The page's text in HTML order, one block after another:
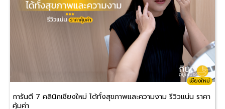
เชียงใหม่
การันตี 7 คลินิกเชียงใหม่ ได้ทั้งสุขภาพและความงาม รีวิวแน่น ราคา
คุ้มค่า